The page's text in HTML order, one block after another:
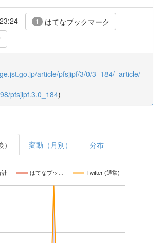
1 はてなブックマーク
article/pfsjipf/3/0/3_184/_article/-
pfsjipf.3.0_184)
変動（月別） 分布
計 はてなブッ… Twitter (通常)